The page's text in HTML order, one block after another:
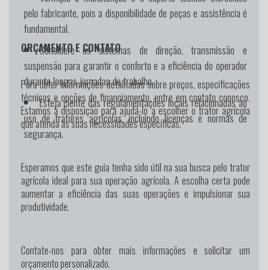
pelo fabricante, pois a disponibilidade de peças e assistência é
fundamental.
Considere os sistemas de direção, transmissão e
suspensão para garantir o conforto e a eficiência do operador
durante longas jornadas de trabalho.
Esteja ciente das regulamentações locais relacionadas ao
uso de tratores agrícolas, incluindo licenças e normas de
segurança.
ORÇAMENTO E CONTATO
Para obter informações detalhadas sobre preços, especificações
técnicas e opções de financiamento, entre em contato conosco.
Estamos à disposição para ajudá-lo a escolher o trator agrícola
que atenda às suas necessidades específicas.
Esperamos que este guia tenha sido útil na sua busca pelo trator
agrícola ideal para sua operação agrícola. A escolha certa pode
aumentar a eficiência das suas operações e impulsionar sua
produtividade.
Contate-nos para obter mais informações e solicitar um
orçamento personalizado.